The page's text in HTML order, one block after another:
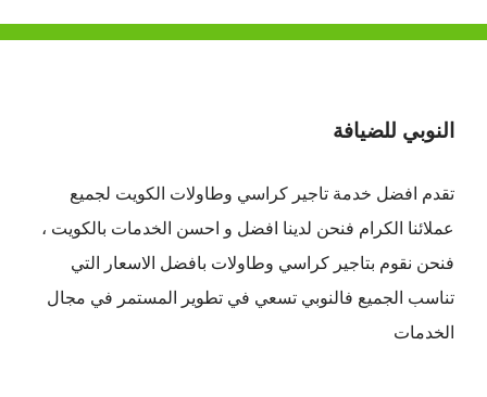
النوبي للضيافة
تقدم افضل خدمة تاجير كراسي وطاولات الكويت لجميع
عملائنا الكرام فنحن لدينا افضل و احسن الخدمات بالكويت ،
فنحن نقوم بتاجير كراسي وطاولات بافضل الاسعار التي
تناسب الجميع فالنوبي تسعي في تطوير المستمر في مجال
الخدمات